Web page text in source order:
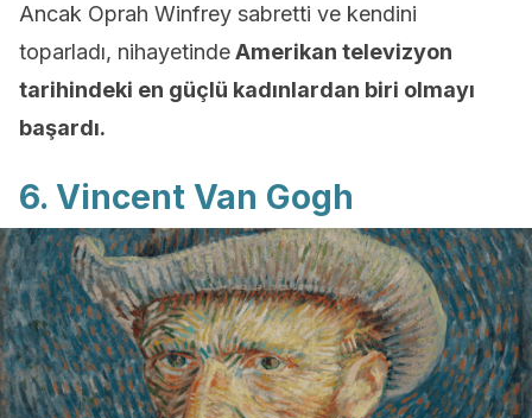
Ancak Oprah Winfrey sabretti ve kendini
toparladı, nihayetindeAmerikan televizyon
tarihindeki en güçlü kadınlardan biri olmayı
başardı.
6. Vincent Van Gogh